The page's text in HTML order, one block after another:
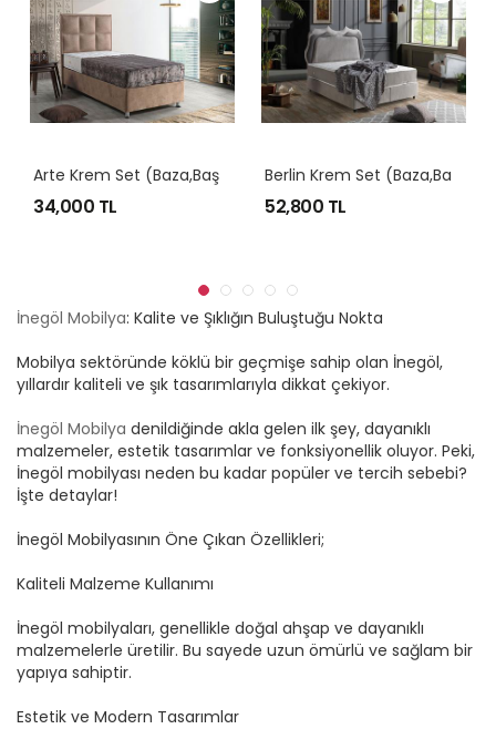
34,000 TL 52,800 TL
İnegöl Mobilya: Kalite ve Şıklığın Buluştuğu Nokta
Mobilya sektöründe köklü bir geçmişe sahip olan İnegöl,
yıllardır kaliteli ve şık tasarımlarıyla dikkat çekiyor.
İnegöl Mobilya denildiğinde akla gelen ilk şey, dayanıklı
malzemeler, estetik tasarımlar ve fonksiyonellik oluyor. Peki,
İnegöl mobilyası neden bu kadar popüler ve tercih sebebi?
İşte detaylar!
İnegöl Mobilyasının Öne Çıkan Özellikleri;
Kaliteli Malzeme Kullanımı
İnegöl mobilyaları, genellikle doğal ahşap ve dayanıklı
malzemelerle üretilir. Bu sayede uzun ömürlü ve sağlam bir
yapıya sahiptir.
Estetik ve Modern Tasarımlar